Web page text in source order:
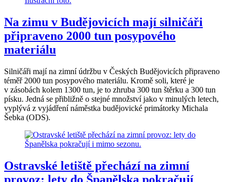
Na zimu v Budějovicích mají silničáři
připraveno 2000 tun posypového
materiálu
Silničáři mají na zimní údržbu v Českých Budějovicích připraveno
téměř 2000 tun posypového materiálu. Kromě soli, které je
v zásobách kolem 1300 tun, je to zhruba 300 tun štěrku a 300 tun
písku. Jedná se přibližně o stejné množství jako v minulých letech,
vyplývá z vyjádření náměstka budějovické primátorky Michala
Šebka (ODS).
Ostravské letiště přechází na zimní